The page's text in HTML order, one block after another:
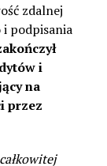
zdalnej
podpisania
i
na
przez